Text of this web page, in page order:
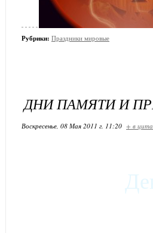
Рубрики: Праздники мировые
ДНИ ПАМЯТИ И
Воскресенье, 08 Мая 2011 г. 11:20 + в